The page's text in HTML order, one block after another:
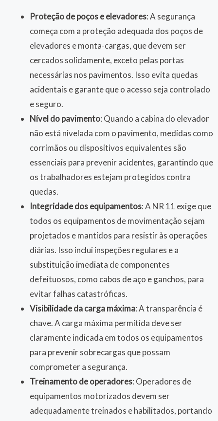
Proteção de poços e elevadores: A segurança
começa com a proteção adequada dos poços de
elevadores e monta-cargas, que devem ser
cercados solidamente, exceto pelas portas
necessárias nos pavimentos. Isso evita quedas
acidentais e garante que o acesso seja controlado
e seguro.
Nível do pavimento: Quando a cabina do elevador
não está nivelada com o pavimento, medidas como
corrimãos ou dispositivos equivalentes são
essenciais para prevenir acidentes, garantindo que
os trabalhadores estejam protegidos contra
quedas.
Integridade dos equipamentos: A NR 11 exige que
todos os equipamentos de movimentação sejam
projetados e mantidos para resistir às operações
diárias. Isso inclui inspeções regulares e a
substituição imediata de componentes
defeituosos, como cabos de aço e ganchos, para
evitar falhas catastróficas.
Visibilidade da carga máxima: A transparência é
chave. A carga máxima permitida deve ser
claramente indicada em todos os equipamentos
para prevenir sobrecargas que possam
comprometer a segurança.
Treinamento de operadores: Operadores de
equipamentos motorizados devem ser
adequadamente treinados e habilitados, portando